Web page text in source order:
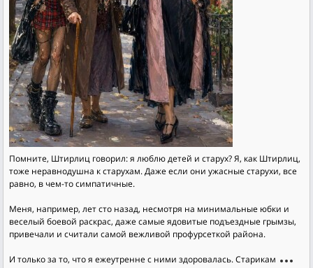
Помните, Штирлиц говорил: я люблю детей и старух? Я, как Штирлиц,
тоже неравнодушна к старухам. Даже если они ужасные старухи, все
равно, в чем-то симпатичные.
Меня, например, лет сто назад, несмотря на минимальные юбки и
веселый боевой раскрас, даже самые ядовитые подъездные грымзы,
привечали и считали самой вежливой профурсеткой района.
И только за то, что я ежеутренне с ними здоровалась. Старикам